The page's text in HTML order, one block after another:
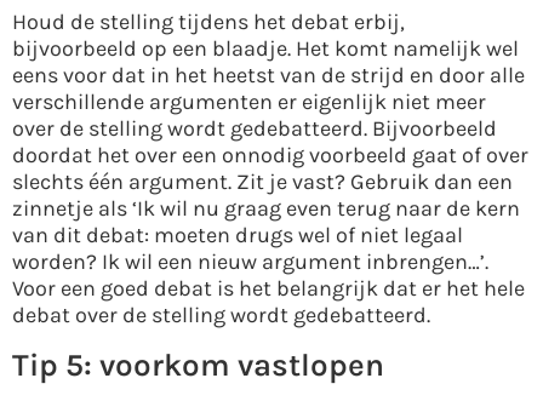
Houd de stelling tijdens het debat erbij,
bijvoorbeeld op een blaadje. Het komt namelijk wel
eens voor dat in het heetst van de strijd en door alle
verschillende argumenten er eigenlijk niet meer
over de stelling wordt gedebatteerd. Bijvoorbeeld
doordat het over een onnodig voorbeeld gaat of over
slechts één argument. Zit je vast? Gebruik dan een
zinnetje als ‘Ik wil nu graag even terug naar de kern
van dit debat: moeten drugs wel of niet legaal
worden? Ik wil een nieuw argument inbrengen…’.
Voor een goed debat is het belangrijk dat er het hele
debat over de stelling wordt gedebatteerd.
Tip 5: voorkom vastlopen